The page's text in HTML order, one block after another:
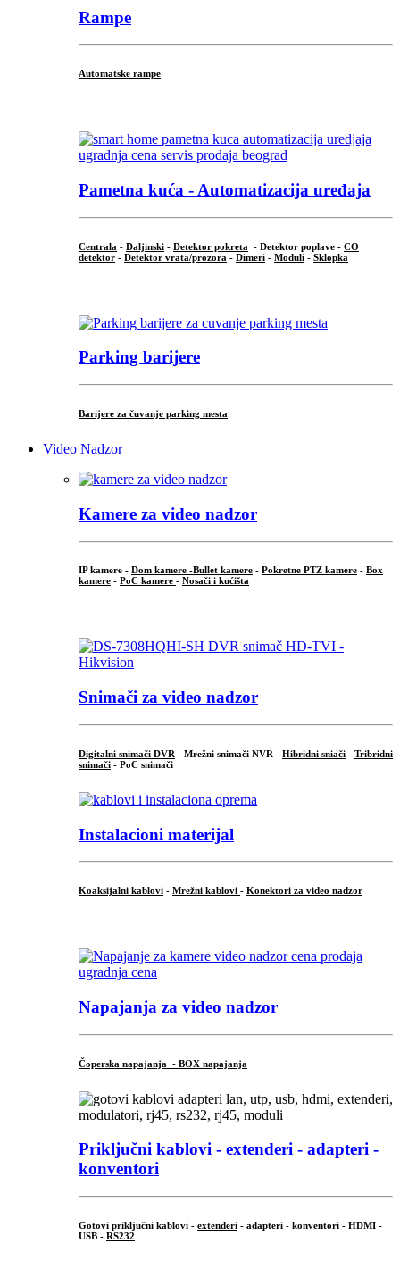
Rampe
Automatske rampe
Pametna kuća - Automatizacija uređaja
Centrala - Daljinski - Detektor pokreta - Detektor poplave - CO
detektor - Detektor vrata/prozora - Dimeri - Moduli - Sklopka
Parking barijere
Barijere za čuvanje parking mesta
Video Nadzor
Kamere za video nadzor
IP kamere - Dom kamere -Bullet kamere - Pokretne PTZ kamere - Box
kamere - PoC kamere - Nosači i kućišta
Snimači za video nadzor
Digitalni snimači DVR - Mrežni snimači NVR - Hibridni sniači - Tribridni
snimači - PoC snimači
Instalacioni materijal
Koaksijalni kablovi - Mrežni kablovi - Konektori za video nadzor
Napajanja za video nadzor
Čoperska napajanja - BOX napajanja
Priključni kablovi - extenderi - adapteri -
konventori
Gotovi priključni kablovi - extenderi - adapteri - konventori - HDMI -
USB - RS232